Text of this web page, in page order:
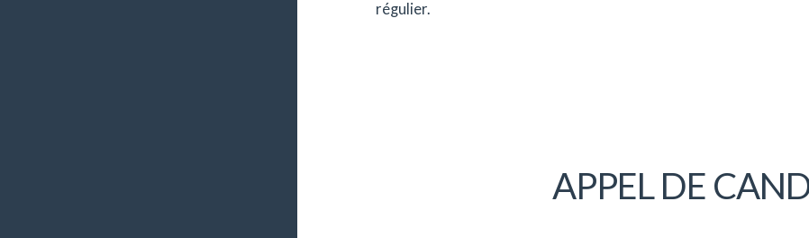
régulier.
APPEL DE